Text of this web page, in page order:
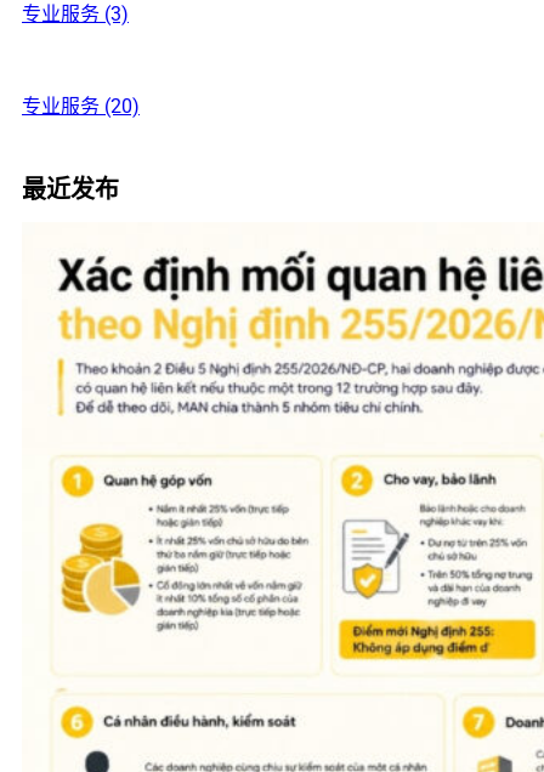
专业服务 (3)
专业服务 (20)
最近发布